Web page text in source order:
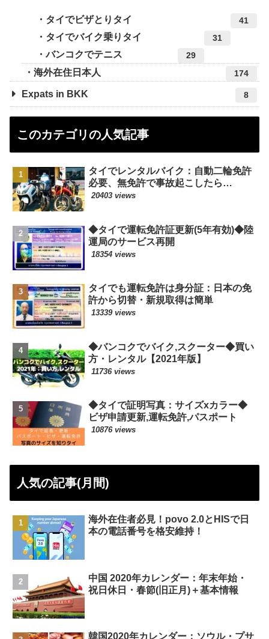
タイでビザとりタイ 41
タイでバイク乗りタイ 31
バンコクでテニス 29
海外在住日本人 174
Expats in BKK 8
このカテゴリの人気記事
タイでレンタルバイク：自動二輪免許
必要、無免許で事故起こしたら…
20403 views
◆タイで運転免許証更新(5年有効)◆陸
運局のサービス再開
18354 views
タイでも運転免許は身分証：日本の免
許から切替・新規取得は簡単
13339 views
◆バンコクでバイク,スクーター◆買い
方・レンタル【2021年版】
11736 views
◆タイで証明写真：サイズxカラー◆
ビザ申請更新,運転免許,パスポート
10876 views
人気の記事(月間)
海外在住者必見！povo 2.0とHISで日
本の電話番号を格安維持！
中国 2020年カレンダー：年末年始・
祝日休日・春節(旧正月)＋基本情報
韓国2020年カレンダー：ソウル・プサ